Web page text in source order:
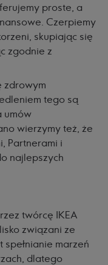
proste, a
Czerpiemy
skupiając się
zgodnie z
zdrowym
tego są
umów
wierzymy też, że
Partnerami i
najlepszych
twórcę IKEA
związani ze
spełnianie marzeń
dlatego